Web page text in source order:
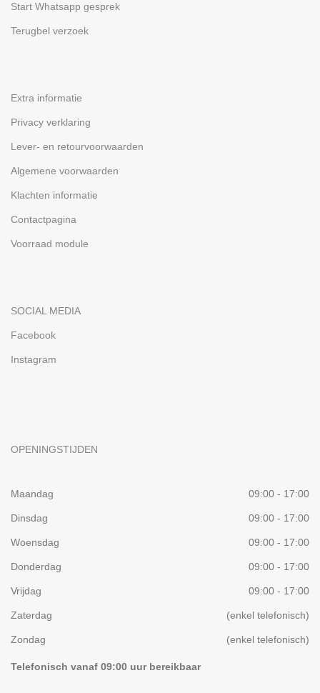
Start Whatsapp gesprek
Terugbel verzoek
Extra informatie
Privacy verklaring
Lever- en retourvoorwaarden
Algemene voorwaarden
Klachten informatie
Contactpagina
Voorraad module
SOCIAL MEDIA
Facebook
Instagram
OPENINGSTIJDEN
Maandag 09:00 - 17:00
Dinsdag 09:00 - 17:00
Woensdag 09:00 - 17:00
Donderdag 09:00 - 17:00
Vrijdag 09:00 - 17:00
Zaterdag (enkel telefonisch)
Zondag (enkel telefonisch)
Telefonisch vanaf 09:00 uur bereikbaar